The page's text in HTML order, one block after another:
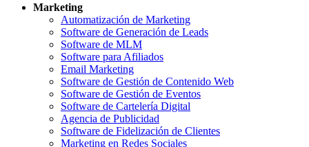
Marketing
Automatización de Marketing
Software de Generación de Leads
Software de MLM
Software para Afiliados
Email Marketing
Software de Gestión de Contenido Web
Software de Gestión de Eventos
Software de Cartelería Digital
Agencia de Publicidad
Software de Fidelización de Clientes
Marketing en Redes Sociales